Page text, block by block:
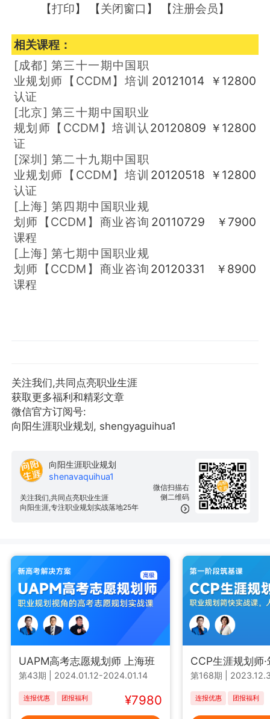
【打印】 【关闭窗口 】 【注册会员】
相关课程：
[成都]第三十一期中国职
业规划师【CCDM】培训
认证
20121014 ￥12800
[北京]第三十期中国职业
规划师【CCDM】培训认
证
20120809 ￥12800
[深圳]第二十九期中国职
业规划师【CCDM】培训
认证
20120518 ￥12800
[上海]第四期中国职业规
划师【CCDM】商业咨询
课程
20110729 ￥7900
[上海]第七期中国职业规
划师【CCDM】商业咨询
课程
20120331 ￥8900
关注我们,共同点亮职业生涯
获取更多福利和精彩文章
微信官方订阅号:
向阳生涯职业规划, shengyaguihua1
微信扫描右
侧二维码
向阳生涯职业规划
shenavaquihua1
关注我们,共同点亮职业生涯
向阳生涯,专注职业规划实战落地25年
UAPM高考志愿规划师 上海班
第43期 2024.01.12-2024.01.14
连报优惠 团报福利 ¥7980
CCP生涯规划师
第168期
连报优惠 团报福利